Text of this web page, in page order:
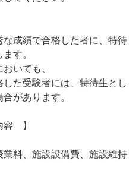
成績で合格した者に、特待
す。
いても、
た受験者には、特待生とし
があります。
容 】
料、施設設備費、施設維持